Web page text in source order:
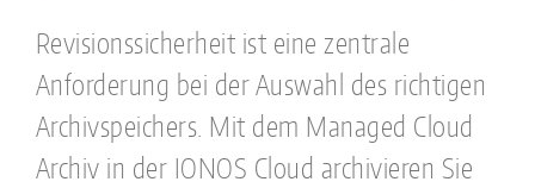
Revisionssicherheit ist eine zentrale
Anforderung bei der Auswahl des richtigen
Archivspeichers. Mit dem Managed Cloud
Archiv in der IONOS Cloud archivieren Sie